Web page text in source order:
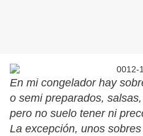
En mi congelador hay
o semi preparados,
pero no suelo tener ni
La excepción, unos